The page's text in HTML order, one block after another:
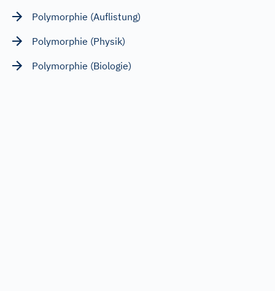
Polymorphie (Auflistung)
Polymorphie (Physik)
Polymorphie (Biologie)